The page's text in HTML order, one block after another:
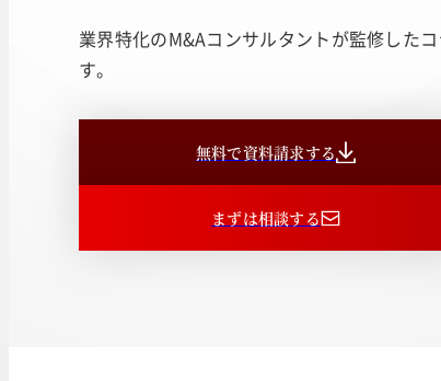
業界特化のM&Aコンサルタントが監修した
す。
無料で資料請求する
まずは相談する